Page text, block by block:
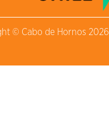
© Cabo de Hornos 2026